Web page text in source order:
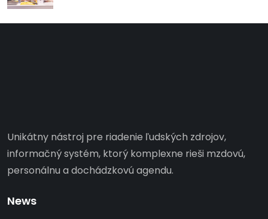
Unikátny nástroj pre riadenie ľudských zdrojov,
informačný systém, ktorý komplexne rieši mzdovú,
personálnu a dochádzkovú agendu.
News